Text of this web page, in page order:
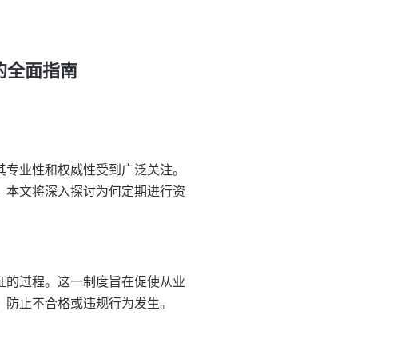
全面指南
业性和权威性受到广泛关注。
文将深入探讨为何定期进行资
过程。这一制度旨在促使从业
止不合格或违规行为发生。